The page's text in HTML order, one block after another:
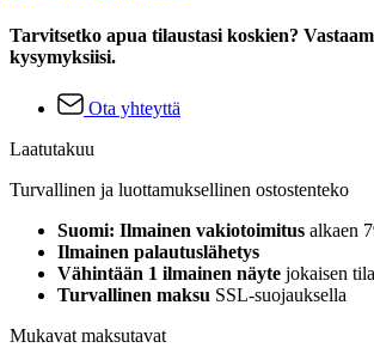
Tarvitsetko apua tilaustasi koskien?
kysymyksiisi.
Ota yhteyttä
Laatutakuu
Turvallinen ja luottamuksellinen ostostenteko
Suomi: Ilmainen vakiotoimitus alkaen
Ilmainen palautuslähetys
Vähintään 1 ilmainen näyte jokaisen
Turvallinen maksu SSL-suojauksella
Mukavat maksutavat